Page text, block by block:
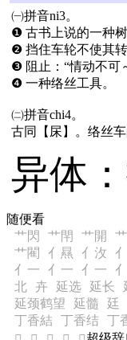
㈠拼音ni3。
❶ 古书上说的一种树
❷ 挡住车轮不使其
❸ 阻止：“情动不可
❹ 一种络丝工具。
㈡拼音chi4。
古同【杘】。络丝车
异体
随便看
艹閃
艹閈 艹開
艹閵
亻㬎 亻㳊
亻一
亻一 亻一
北
卉 延选 延长
延颈鹤望
延髓 廷
丁香結
丁香结 丁